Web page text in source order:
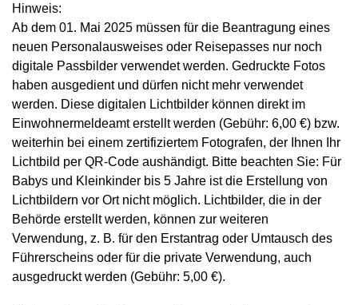
Hinweis:
Ab dem 01. Mai 2025 müssen für die Beantragung eines
neuen Personalausweises oder Reisepasses nur noch
digitale Passbilder verwendet werden. Gedruckte Fotos
haben ausgedient und dürfen nicht mehr verwendet
werden. Diese digitalen Lichtbilder können direkt im
Einwohnermeldeamt erstellt werden (Gebühr: 6,00 €) bzw.
weiterhin bei einem zertifiziertem Fotografen, der Ihnen Ihr
Lichtbild per QR-Code aushändigt. Bitte beachten Sie: Für
Babys und Kleinkinder bis 5 Jahre ist die Erstellung von
Lichtbildern vor Ort nicht möglich. Lichtbilder, die in der
Behörde erstellt werden, können zur weiteren
Verwendung, z. B. für den Erstantrag oder Umtausch des
Führerscheins oder für die private Verwendung, auch
ausgedruckt werden (Gebühr: 5,00 €).